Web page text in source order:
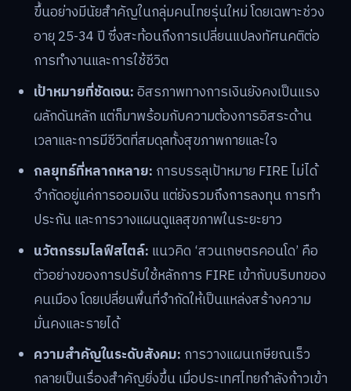
ขึ้นอย่างมีนัยสำคัญในกลุ่มคนไทยรุ่นใหม่ โดยเฉพาะช่วง
อายุ 25-34 ปี ซึ่งสะท้อนถึงการเปลี่ยนแปลงทัศนคติต่อ
การทำงานและการใช้ชีวิต
เป้าหมายที่ชัดเจน:อิสรภาพทางการเงินยังคงเป็นแรง
ผลักดันหลัก แต่ก็มาพร้อมกับความต้องการอิสระด้าน
เวลาและการมีชีวิตที่สมดุลทั้งสุขภาพกายและใจ
กลยุทธ์ที่หลากหลาย: การบรรลุเป้าหมาย FIRE ไม่ได้
จำกัดอยู่แค่การออมเงิน แต่ยังรวมถึงการลงทุน การทำ
ประกัน และการวางแผนดูแลสุขภาพในระยะยาว
นวัตกรรมไลฟ์สไตล์: แนวคิด ‘สวนเกษตรคอนโด’ คือ
ตัวอย่างของการปรับใช้หลักการ FIRE เข้ากับบริบทของ
คนเมือง โดยเปลี่ยนพื้นที่จำกัดให้เป็นแหล่งสร้างความ
มั่นคงและรายได้
ความสำคัญในระดับสังคม: การวางแผนเกษียณเร็ว
กลายเป็นเรื่องสำคัญยิ่งขึ้น เมื่อประเทศไทยกำลังก้าวเข้า